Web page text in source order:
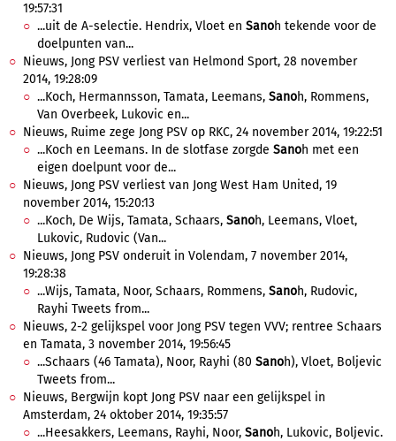
19:57:31
...uit de A-selectie. Hendrix, Vloet en Sanoh tekende voor de
doelpunten van...
Nieuws, Jong PSV verliest van Helmond Sport, 28 november
2014, 19:28:09
...Koch, Hermannsson, Tamata, Leemans, Sanoh, Rommens,
Van Overbeek, Lukovic en...
Nieuws, Ruime zege Jong PSV op RKC, 24 november 2014, 19:22:51
...Koch en Leemans. In de slotfase zorgde Sanoh met een
eigen doelpunt voor de...
Nieuws, Jong PSV verliest van Jong West Ham United, 19
november 2014, 15:20:13
...Koch, De Wijs, Tamata, Schaars, Sanoh, Leemans, Vloet,
Lukovic, Rudovic (Van...
Nieuws, Jong PSV onderuit in Volendam, 7 november 2014,
19:28:38
...Wijs, Tamata, Noor, Schaars, Rommens, Sanoh, Rudovic,
Rayhi Tweets from...
Nieuws, 2-2 gelijkspel voor Jong PSV tegen VVV; rentree Schaars
en Tamata, 3 november 2014, 19:56:45
...Schaars (46 Tamata), Noor, Rayhi (80 Sanoh), Vloet, Boljevic
Tweets from...
Nieuws, Bergwijn kopt Jong PSV naar een gelijkspel in
Amsterdam, 24 oktober 2014, 19:35:57
...Heesakkers, Leemans, Rayhi, Noor, Sanoh, Lukovic, Boljevic.